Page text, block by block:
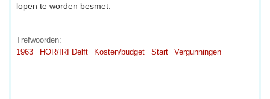
lopen te worden besmet.
Trefwoorden:
1963
HOR/IRI Delft Kosten/budget Start Vergunningen